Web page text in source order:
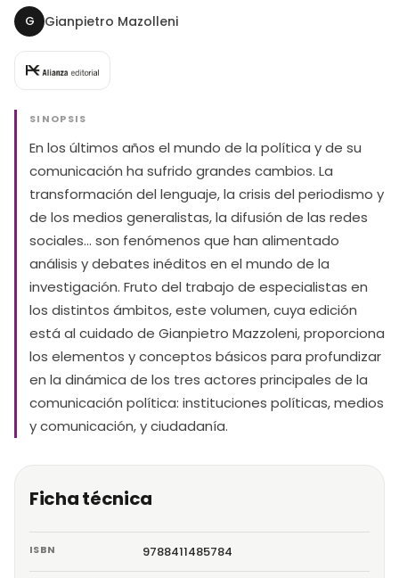
G Gianpietro Mazolleni
SINOPSIS
En los últimos años el mundo de la política y de su
comunicación ha sufrido grandes cambios. La
transformación del lenguaje, la crisis del periodismo y
de los medios generalistas, la difusión de las redes
sociales... son fenómenos que han alimentado
análisis y debates inéditos en el mundo de la
investigación. Fruto del trabajo de especialistas en
los distintos ámbitos, este volumen, cuya edición
está al cuidado de Gianpietro Mazzoleni, proporciona
los elementos y conceptos básicos para profundizar
en la dinámica de los tres actores principales de la
comunicación política: instituciones políticas, medios
y comunicación, y ciudadanía.
Ficha técnica
ISBN 9788411485784